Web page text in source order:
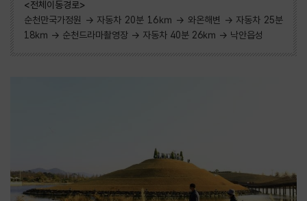
<전체이동경로>
순천만국가정원 → 자동차 20분 16㎞ → 와온해변 → 자동차 25분
18㎞ → 순천드라마촬영장 → 자동차 40분 26㎞ → 낙안읍성